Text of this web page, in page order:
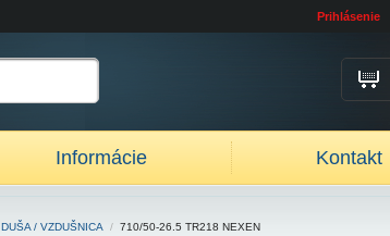
Prihlásenie
Informácie Kontakt
DUŠA / VZDUŠNICA / 710/50-26.5 TR218 NEXEN